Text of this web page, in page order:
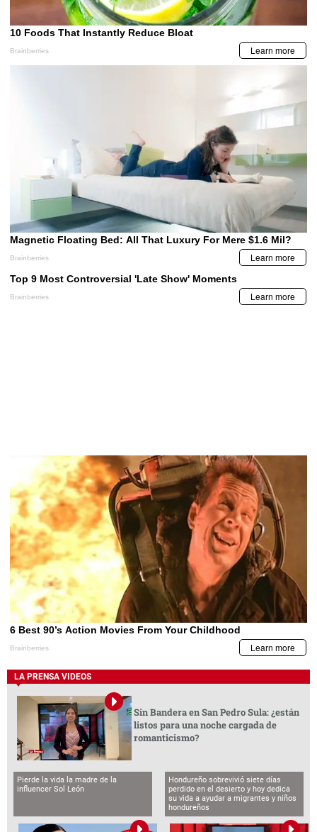
LA PRENSA VIDEOS
Sin Bandera en San Pedro Sula: ¿están
listos para una noche cargada de
romanticismo?
Pierde la vida la madre de la
influencer Sol León
Hondureño sobrevivió siete días
perdido en el desierto y hoy dedica
su vida a ayudar a migrantes y niños
hondureños